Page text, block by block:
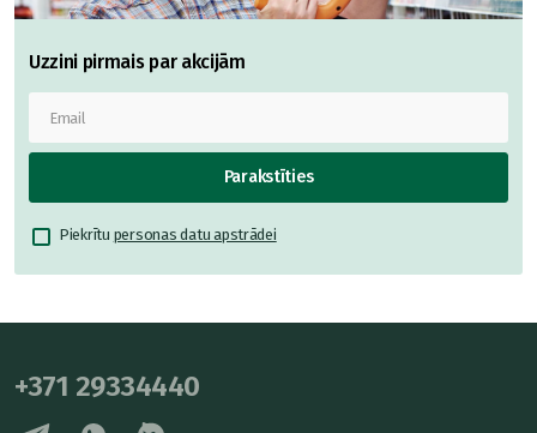
Uzzini pirmais par akcijām
Parakstīties
Piekrītu personas datu apstrādei
+371 29334440